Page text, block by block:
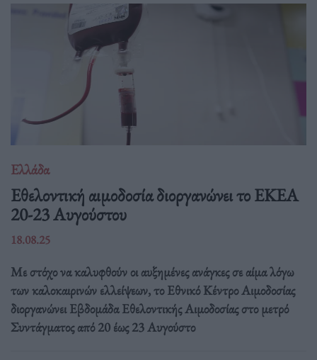
Ελλάδα
Eθελοντική αιμοδοσία διοργανώνει το ΕΚΕΑ
20-23 Αυγούστου
18.08.25
Με στόχο να καλυφθούν οι αυξημένες ανάγκες σε αίμα λόγω
των καλοκαιρινών ελλείψεων, το Εθνικό Κέντρο Αιμοδοσίας
διοργανώνει Εβδομάδα Εθελοντικής Αιμοδοσίας στο μετρό
Συντάγματος από 20 έως 23 Αυγούστο